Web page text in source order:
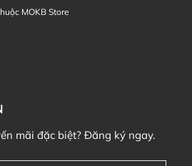
hàng này cho người khác nếu
MOKB Store
mãi đặc biệt? Đăng ký ngay.